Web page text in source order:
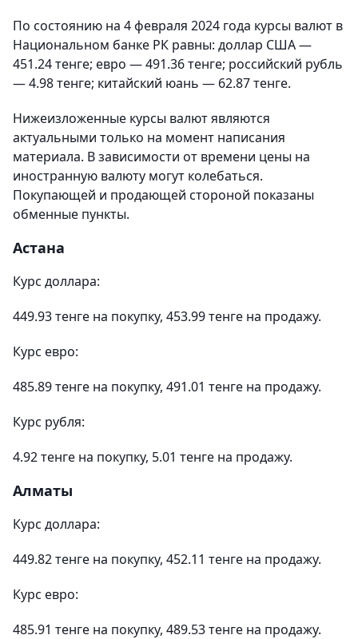
По состоянию на 4 февраля 2024 года курсы валют в
Национальном банке РК равны: доллар США —
451.24 тенге; евро — 491.36 тенге; российский рубль
— 4.98 тенге; китайский юань — 62.87 тенге.
Нижеизложенные курсы валют являются
актуальными только на момент написания
материала. В зависимости от времени цены на
иностранную валюту могут колебаться.
Покупающей и продающей стороной показаны
обменные пункты.
Астана
Курс доллара:
449.93 тенге на покупку, 453.99 тенге на продажу.
Курс евро:
485.89 тенге на покупку, 491.01 тенге на продажу.
Курс рубля:
4.92 тенге на покупку, 5.01 тенге на продажу.
Алматы
Курс доллара:
449.82 тенге на покупку, 452.11 тенге на продажу.
Курс евро:
485.91 тенге на покупку, 489.53 тенге на продажу.